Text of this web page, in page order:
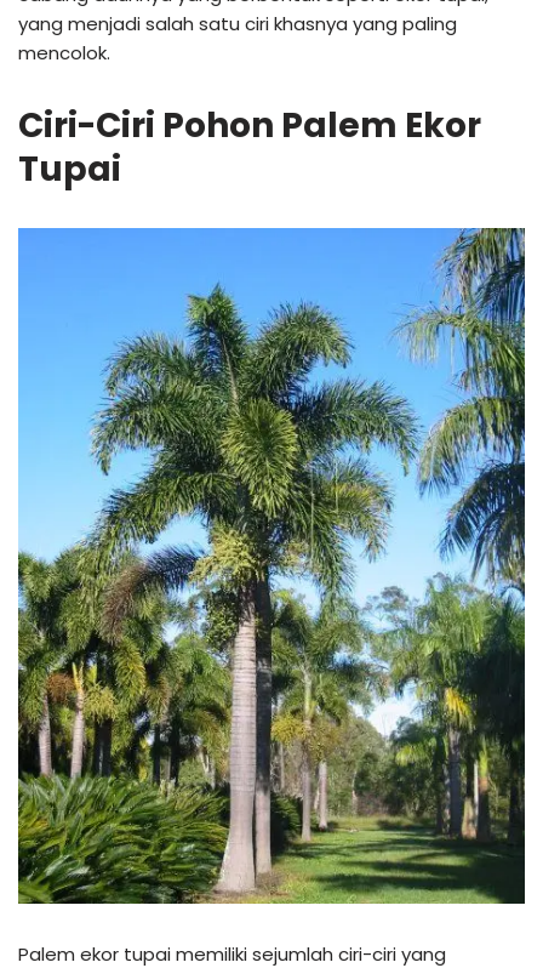
yang menjadi salah satu ciri khasnya yang paling
mencolok.
Ciri-Ciri Pohon Palem Ekor
Tupai
Palem ekor tupai memiliki sejumlah ciri-ciri yang